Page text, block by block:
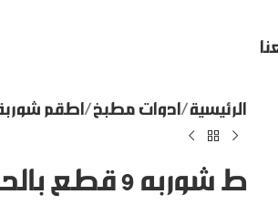
الرئيسية ادوات مطبخ اطقم
ط شوربه 9 قطع بالحله علي استاند